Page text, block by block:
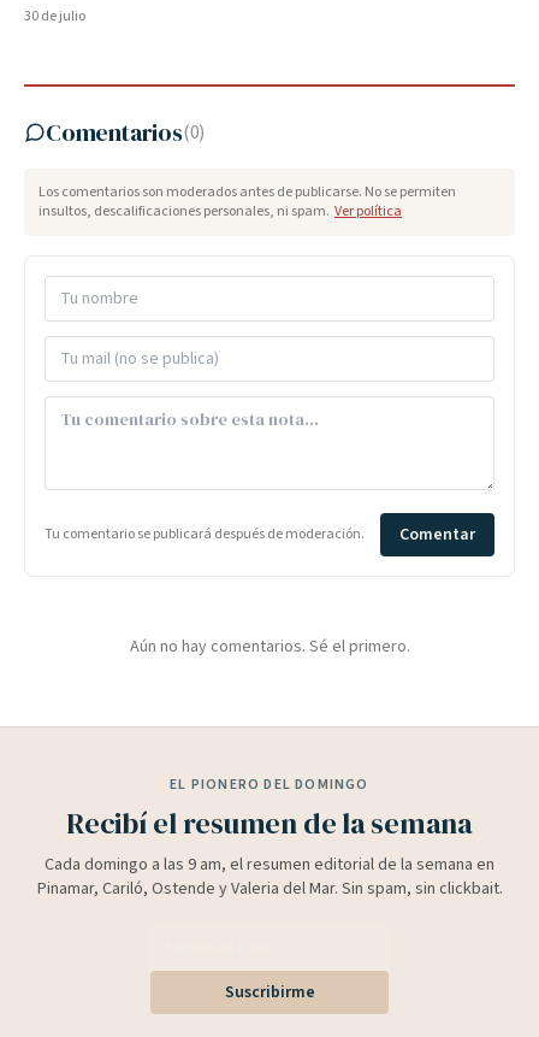
30 de julio
Comentarios(0)
Los comentarios son moderados antes de publicarse. No se permiten
insultos, descalificaciones personales, ni spam. Ver política
Tu comentario se publicará después de moderación. Comentar
Aún no hay comentarios. Sé el primero.
EL PIONERO DEL DOMINGO
Recibí el resumen de la semana
Cada domingo a las 9 am, el resumen editorial de la semana en
Pinamar, Cariló, Ostende y Valeria del Mar. Sin spam, sin clickbait.
Suscribirme